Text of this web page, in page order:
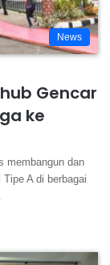
News
Gencar
ke
membangun dan
A di berbagai